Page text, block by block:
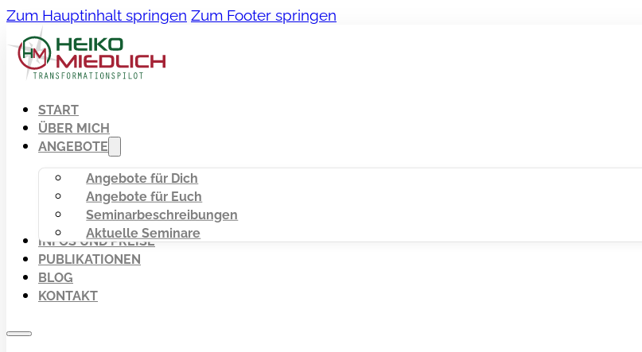
Zum Hauptinhalt springen Zum Footer springen
START
ÜBER MICH
ANGEBOTE
Angebote für Dich
Angebote für Euch
Seminarbeschreibungen
Aktuelle Seminare
INFOS UND PREISE
PUBLIKATIONEN
BLOG
KONTAKT